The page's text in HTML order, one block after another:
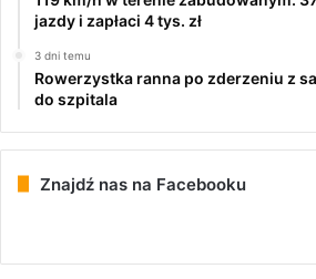
jazdy i zapłaci 4 tys. zł
3 dni temu
Rowerzystka ranna po zderzeniu z
do szpitala
Znajdź nas na Facebooku